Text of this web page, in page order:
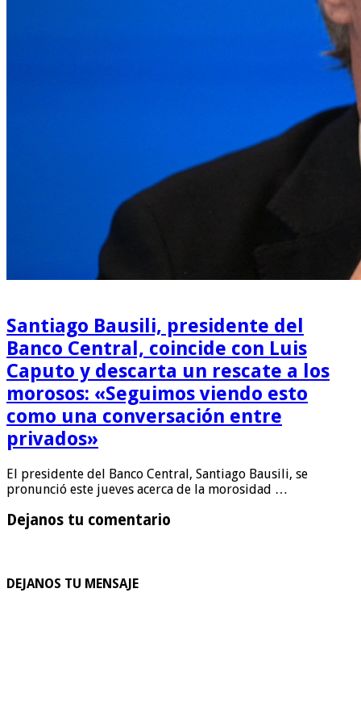
Santiago Bausili, presidente del
Banco Central, coincide con Luis
Caputo y descarta un rescate a los
morosos: «Seguimos viendo esto
como una conversación entre
privados»
El presidente del Banco Central, Santiago Bausili, se
pronunció este jueves acerca de la morosidad …
Dejanos tu comentario
DEJANOS TU MENSAJE